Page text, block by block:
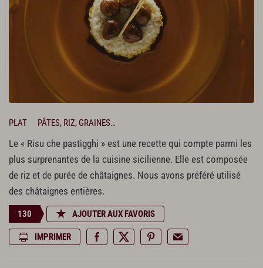
PLAT PÂTES, RIZ, GRAINES…
Le « Risu che pastìgghi » est une recette qui compte parmi les
plus surprenantes de la cuisine sicilienne. Elle est composée
de riz et de purée de châtaignes. Nous avons préféré utilisé
des châtaignes entières.
130 AJOUTER AUX FAVORIS
IMPRIMER